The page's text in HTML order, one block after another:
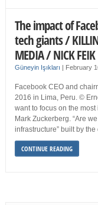
The impact of
tech giants /
MEDIA / NICK FEIK
Güneyin Işıkları | February
Facebook CEO and
2016 in Lima, Peru. ©
want to focus on the
Mark Zuckerberg. “Are
infrastructure” built by
CONTINUE READING